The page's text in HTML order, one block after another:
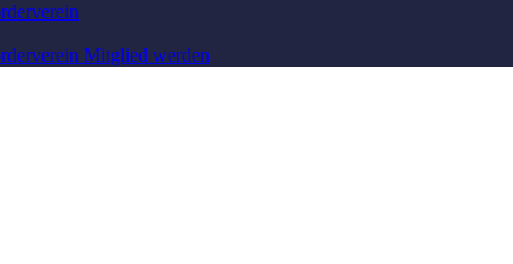
Mitglied werden